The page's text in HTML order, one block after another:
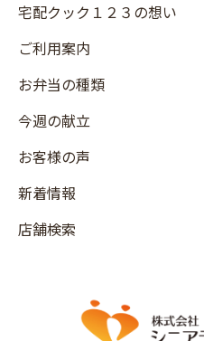
宅配クック１２３の想い
ご利用案内
お弁当の種類
今週の献立
お客様の声
新着情報
店舗検索